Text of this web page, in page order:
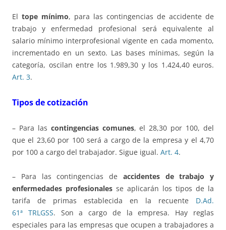
El tope mínimo, para las contingencias de accidente de
trabajo y enfermedad profesional será equivalente al
salario mínimo interprofesional vigente en cada momento,
incrementado en un sexto. Las bases mínimas, según la
categoría, oscilan entre los 1.989,30 y los 1.424,40 euros.
Art. 3.
Tipos de cotización
– Para las contingencias comunes, el 28,30 por 100, del
que el 23,60 por 100 será a cargo de la empresa y el 4,70
por 100 a cargo del trabajador. Sigue igual. Art. 4.
– Para las contingencias de accidentes de trabajo y
enfermedades profesionales se aplicarán los tipos de la
tarifa de primas establecida en la recuente D.Ad.
61ª TRLGSS. Son a cargo de la empresa. Hay reglas
especiales para las empresas que ocupen a trabajadores a